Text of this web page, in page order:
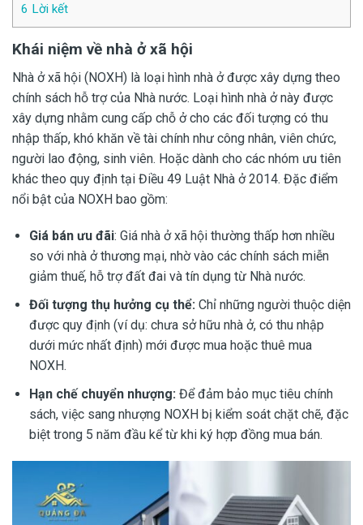
6 Lời kết
Khái niệm về nhà ở xã hội
Nhà ở xã hội (NOXH) là loại hình nhà ở được xây dựng theo
chính sách hỗ trợ của Nhà nước. Loại hình nhà ở này được
xây dựng nhằm cung cấp chỗ ở cho các đối tượng có thu
nhập thấp, khó khăn về tài chính như công nhân, viên chức,
người lao động, sinh viên. Hoặc dành cho các nhóm ưu tiên
khác theo quy định tại Điều 49 Luật Nhà ở 2014. Đặc điểm
nổi bật của NOXH bao gồm:
Giá bán ưu đãi: Giá nhà ở xã hội thường thấp hơn nhiều
so với nhà ở thương mại, nhờ vào các chính sách miễn
giảm thuế, hỗ trợ đất đai và tín dụng từ Nhà nước.
Đối tượng thụ hưởng cụ thể: Chỉ những người thuộc diện
được quy định (ví dụ: chưa sở hữu nhà ở, có thu nhập
dưới mức nhất định) mới được mua hoặc thuê mua
NOXH.
Hạn chế chuyển nhượng: Để đảm bảo mục tiêu chính
sách, việc sang nhượng NOXH bị kiểm soát chặt chẽ, đặc
biệt trong 5 năm đầu kể từ khi ký hợp đồng mua bán.